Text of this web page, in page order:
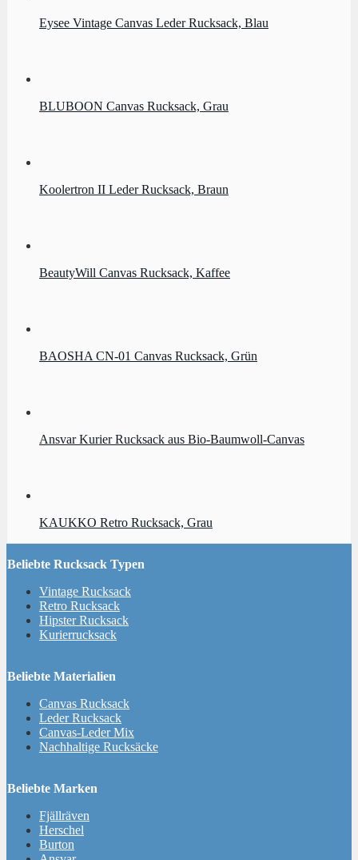
Eysee Vintage Canvas Leder Rucksack, Blau
BLUBOON Canvas Rucksack, Grau
Koolertron II Leder Rucksack, Braun
BeautyWill Canvas Rucksack, Kaffee
BAOSHA CN-01 Canvas Rucksack, Grün
Ansvar Kurier Rucksack aus Bio-Baumwoll-Canvas
KAUKKO Retro Rucksack, Grau
Beliebte Rucksack Typen
Vintage Rucksack
Retro Rucksack
Hipster Rucksack
Kurierrucksack
Beliebte Materialien
Canvas Rucksack
Leder Rucksack
Canvas-Leder Mix
Nachhaltige Rucksäcke
Beliebte Marken
Fjällräven
Herschel
Burton